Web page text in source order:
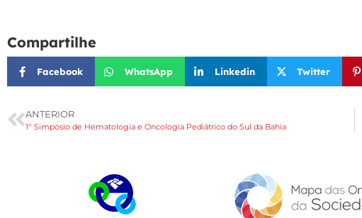
Compartilhe
Facebook WhatsApp Linkedin Twitter
ANTERIOR
1º Simpósio de Hematologia e Oncologia Pediátrico do Sul da Bahia